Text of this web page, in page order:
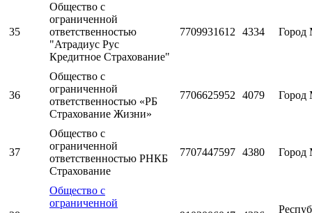
35
Общество с
ограниченной
ответственностью
"Атрадиус Рус
Кредитное Страхование"
7709931612 4334 Город
36
Общество с
ограниченной
ответственностью «РБ
Страхование Жизни»
7706625952 4079 Город
37
Общество с
ограниченной
ответственностью РНКБ
Страхование
7707447597 4380 Город
Общество с
ограниченной